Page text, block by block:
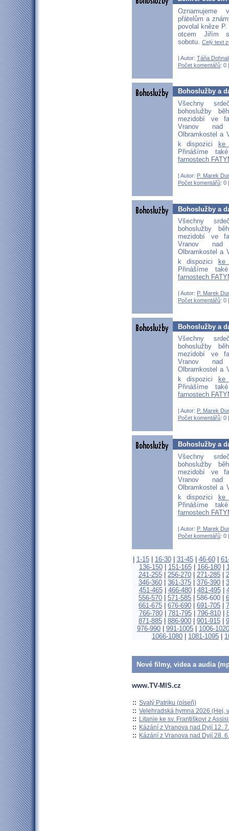
Oznamujeme
přátelům a
povolal kněze
otcem Jiřím
sobotu.
Celý text
| Autor: Táňa
Počet komentářů: 0
Bohoslužby a
Všechny
bohoslužby
mezidobí ve
Vranov
Olbramkostel a
k dispozici
Přinášíme
farnostech
| Autor: P. Marek
Počet komentářů: 0
Bohoslužby a
Všechny
bohoslužby
mezidobí ve
Vranov
Olbramkostel a
k dispozici
Přinášíme
farnostech
| Autor: P. Marek
Počet komentářů: 0
Bohoslužby a
Všechny
bohoslužby
mezidobí ve
Vranov
Olbramkostel a
k dispozici
Přinášíme
farnostech
| Autor: P. Marek
Počet komentářů: 0
Bohoslužby a
Všechny
bohoslužby
mezidobí ve
Vranov
Olbramkostel a
k dispozici
Přinášíme
farnostech
| Autor: P. Marek
Počet komentářů: 0
1-15| 16-30| 31-45| 46-60|
136-150| 151-165| 166-180|
241-255
256-270 271-285
346-360
361-375 376-390
451-465| 466-480| 481-495|
556-570
571-585 586-600
661-675
676-690 691-705
766-780| 781-795| 796-810|
871-885
886-900 901-915
976-990
991-1005
1006-1020
1066-1080
1081-1095
Nové filmy, videa a audia
www.TV-MIS.cz
:: Svatý Patriku (píseň)
:: Velehradská hymna 2026 (Hej,
:: Litanie ke sv. Františkovi z
:: Kázání z Vranova nad Dyjí 12.
:: Kázání z Vranova nad Dyjí 28.